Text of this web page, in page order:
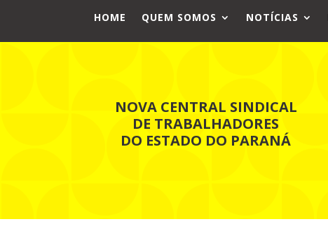
HOME QUEM SOMOS NOTÍCIAS
NOVA CENTRAL SINDICAL
DE TRABALHADORES
DO ESTADO DO PARANÁ